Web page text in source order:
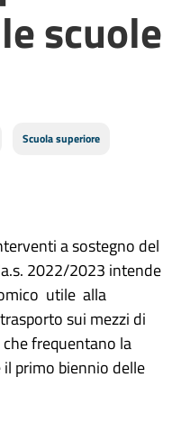
scuole
Scuola superiore
a sostegno del
2022/2023 intende
utile alla
sui mezzi di
frequentano la
primo biennio delle